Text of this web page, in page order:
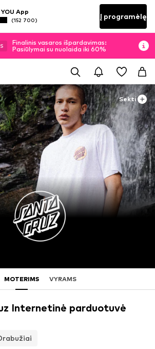
App
(152 700) Į programėlę
S
Finalinis vasaros išpardavimas:
Pasiūlymai su nuolaida iki 60%
Sekti
MOTERIMS VYRAMS
Internetinė parduotuvė